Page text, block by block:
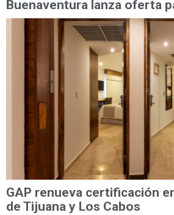
Buenaventura lanza oferta
GAP renueva certificación
de Tijuana y Los Cabos